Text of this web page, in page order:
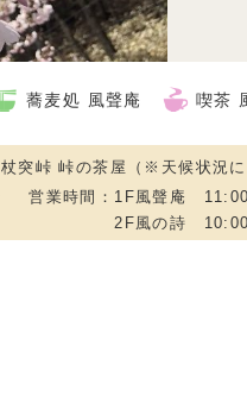
蕎麦処 風聲庵 喫茶
杖突峠 峠の茶屋（※天候状況に
営業時間： 1F風聲庵
2F風の詩